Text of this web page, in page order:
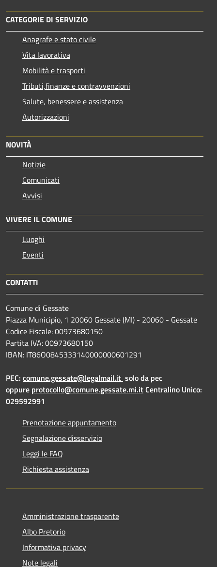
CATEGORIE DI SERVIZIO
Anagrafe e stato civile
Vita lavorativa
Mobilità e trasporti
Tributi,finanze e contravvenzioni
Salute, benessere e assistenza
Autorizzazioni
NOVITÀ
Notizie
Comunicati
Avvisi
VIVERE IL COMUNE
Luoghi
Eventi
CONTATTI
Comune di Gessate
Piazza Municipio, 1 20060 Gessate (MI) - 20060 - Gessate
Codice Fiscale: 00973680150
Partita IVA: 00973680150
IBAN: IT86O0845333140000000601291
PEC: comune.gessate@legalmail.it solo da pec
oppure protocollo@comune.gessate.mi.itCentralino Unico:
029592991
Prenotazione appuntamento
Segnalazione disservizio
Leggi le FAQ
Richiesta assistenza
Amministrazione trasparente
Albo Pretorio
Informativa privacy
Note legali